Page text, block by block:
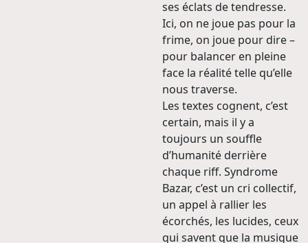
ses éclats de tendresse.
Ici, on ne joue pas pour la
frime, on joue pour dire –
pour balancer en pleine
face la réalité telle qu’elle
nous traverse.
Les textes cognent, c’est
certain, mais il y a
toujours un souffle
d’humanité derrière
chaque riff. Syndrome
Bazar, c’est un cri collectif,
un appel à rallier les
écorchés, les lucides, ceux
qui savent que la musique